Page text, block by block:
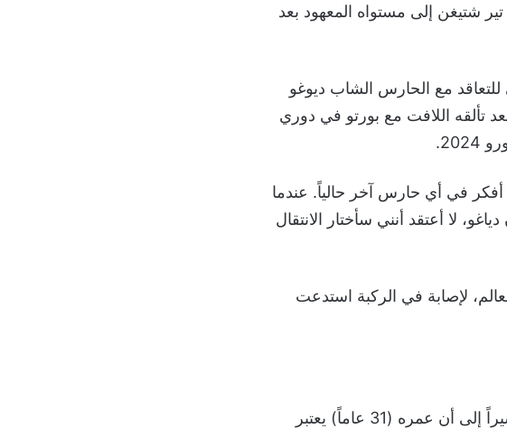
شتيغن إلى مستواه المعهود بعد
للتعاقد مع الحارس الشاب ديوغو
تألقه اللافت مع بورتو في دوري
أفكر في أي حارس آخر حالياً. عندما
لا أعتقد أنني سأختار الانتقال
لإصابة في الركبة استدعت
لكن أكد ديكو أن عقد الحارس الألماني يمتد لثلاث سنوات أخرى، مشيراً إلى أن عمره (31 عاماً) يعتبر